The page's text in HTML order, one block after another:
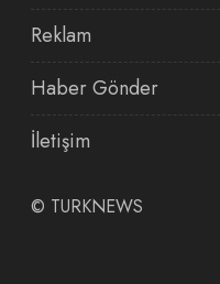
Reklam
Haber Gönder
İletişim
© TURKNEWS